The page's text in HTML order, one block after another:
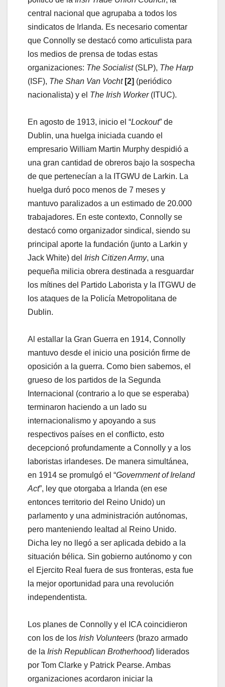
central nacional que agrupaba a todos los
sindicatos de Irlanda. Es necesario comentar
que Connolly se destacó como articulista para
los medios de prensa de todas estas
organizaciones: The Socialist(SLP), The Harp
(ISF), The Shan Van Vocht [2] (periódico
nacionalista) y el The Irish Worker (ITUC).
En agosto de 1913, inicio el “Lockout” de
Dublin, una huelga iniciada cuando el
empresario William Martin Murphy despidió a
una gran cantidad de obreros bajo la sospecha
de que pertenecían a la ITGWU de Larkin. La
huelga duró poco menos de 7 meses y
mantuvo paralizados a un estimado de 20.000
trabajadores. En este contexto, Connolly se
destacó como organizador sindical, siendo su
principal aporte la fundación (junto a Larkin y
Jack White) del Irish Citizen Army, una
pequeña milicia obrera destinada a resguardar
los mítines del Partido Laborista y la ITGWU de
los ataques de la Policía Metropolitana de
Dublin.
Al estallar la Gran Guerra en 1914, Connolly
mantuvo desde el inicio una posición firme de
oposición a la guerra. Como bien sabemos, el
grueso de los partidos de la Segunda
Internacional (contrario a lo que se esperaba)
terminaron haciendo a un lado su
internacionalismo y apoyando a sus
respectivos países en el conflicto, esto
decepcionó profundamente a Connolly y a los
laboristas irlandeses. De manera simultánea,
en 1914 se promulgó el “Government of Ireland
Act”, ley que otorgaba a Irlanda (en ese
entonces territorio del Reino Unido) un
parlamento y una administración autónomas,
pero manteniendo lealtad al Reino Unido.
Dicha ley no llegó a ser aplicada debido a la
situación bélica. Sin gobierno autónomo y con
el Ejercito Real fuera de sus fronteras, esta fue
la mejor oportunidad para una revolución
independentista.
Los planes de Connolly y el ICA coincidieron
con los de los Irish Volunteers (brazo armado
de la Irish Republican Brotherhood) liderados
por Tom Clarke y Patrick Pearse. Ambas
organizaciones acordaron iniciar la